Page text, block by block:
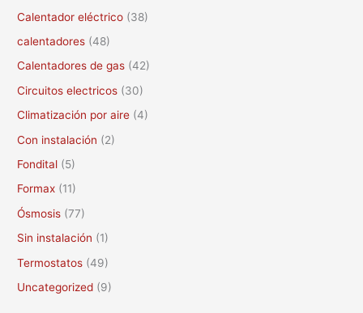
o
r
:
Calentador eléctrico (38)
calentadores (48)
Calentadores de gas (42)
Circuitos electricos (30)
Climatización por aire (4)
Con instalación (2)
Fondital (5)
Formax (11)
Ósmosis (77)
Sin instalación (1)
Termostatos (49)
Uncategorized (9)